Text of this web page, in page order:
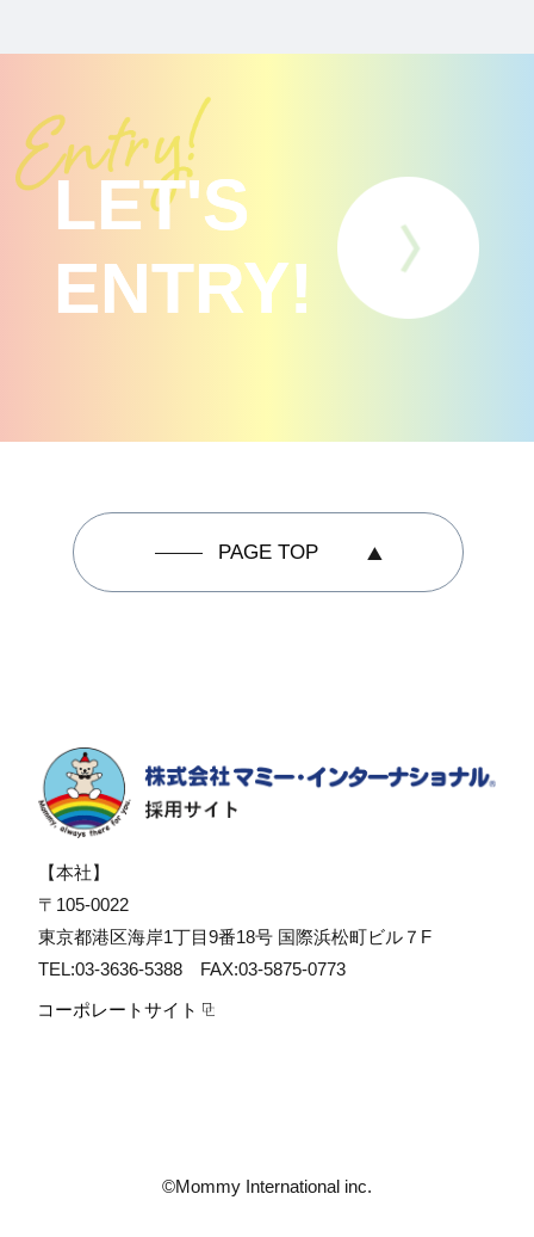
LET'S
ENTRY!
PAGE TOP
【本社】
〒105-0022
東京都港区海岸1丁目9番18号 国際浜松町ビル７F
TEL:03-3636-5388 FAX:03-5875-0773
コーポレートサイト
©Mommy International inc.